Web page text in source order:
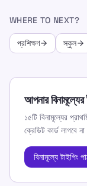
WHERE TO NEXT?
প্রশিক্ষণ স্কুল
আপনার
১৫টি বিনামূল্যের
ক্রেডিট কার্ড লাগবে
বিনামূল্যে টাইপিং